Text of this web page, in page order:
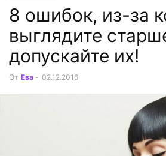
8 ошибок, из-за
выглядите
допускайте их!
От Ева - 02.12.2016